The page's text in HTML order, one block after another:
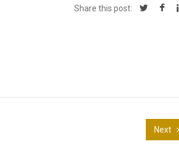
Share this post:
Next